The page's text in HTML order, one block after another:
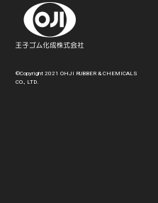
©Copyright 2021 OHJI RUBBER & CHEMICALS
CO., LTD.